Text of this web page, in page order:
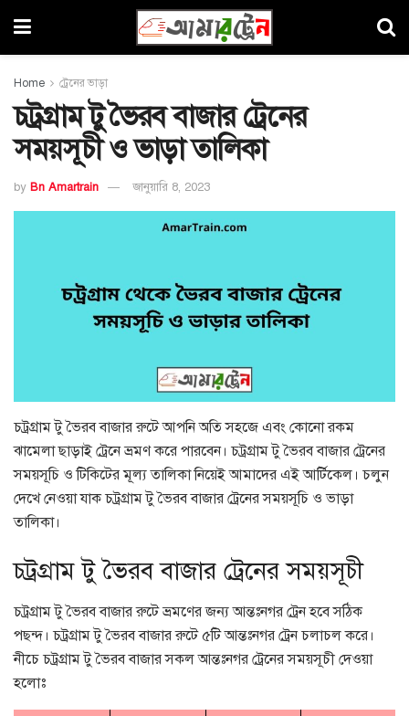
Home ট্রেনের ভাড়া
চট্রগ্রাম টু ভৈরব বাজার ট্রেনের
সময়সূচী ও ভাড়া তালিকা
by Bn Amartrain জানুয়ারি 8, 2023
চট্রগ্রাম টু ভৈরব বাজার রুটে আপনি অতি সহজে এবং কোনো রকম
ঝামেলা ছাড়াই ট্রেনে ভ্রমণ করে পারবেন। চট্রগ্রাম টু ভৈরব বাজার ট্রেনের
সময়সূচি ও টিকিটের মূল্য তালিকা নিয়েই আমাদের এই আর্টিকেল। চলুন
দেখে নেওয়া যাক চট্রগ্রাম টু ভৈরব বাজার ট্রেনের সময়সূচি ও ভাড়া
তালিকা।
চট্রগ্রাম টু ভৈরব বাজার ট্রেনের সময়সূচী
চট্রগ্রাম টু ভৈরব বাজার রুটে ভ্রমণের জন্য আন্তঃনগর ট্রেন হবে সঠিক
পছন্দ। চট্রগ্রাম টু ভৈরব বাজার রুটে ৫টি আন্তঃনগর ট্রেন চলাচল করে।
নীচে চট্রগ্রাম টু ভৈরব বাজার সকল আন্তঃনগর ট্রেনের সময়সূচী দেওয়া
হলোঃ